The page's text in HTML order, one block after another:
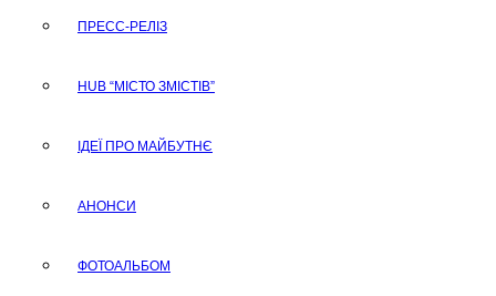
ПРЕСС-РЕЛІЗ
HUB “МІСТО ЗМІСТІВ”
ІДЕЇ ПРО МАЙБУТНЄ
АНОНСИ
ФОТОАЛЬБОМ